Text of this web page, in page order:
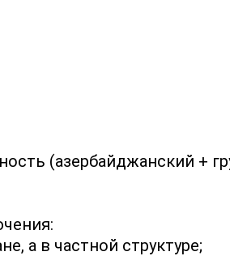
(азербайджанский +
а в частной структуре;